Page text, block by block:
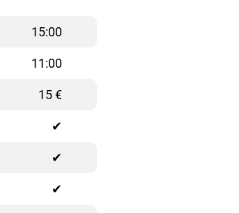
15:00
11:00
15 €
✔
✔
✔